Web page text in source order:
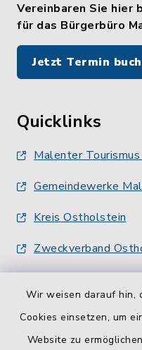
Wir weisen darauf hin,
Cookies einsetzen, um
Website zu
Vereinbaren Sie hier
für das Bürgerbüro
Jetzt Termin
Quicklinks
Malenter Tourismus
Gemeindewerke
Kreis Ostholstein
Zweckverband